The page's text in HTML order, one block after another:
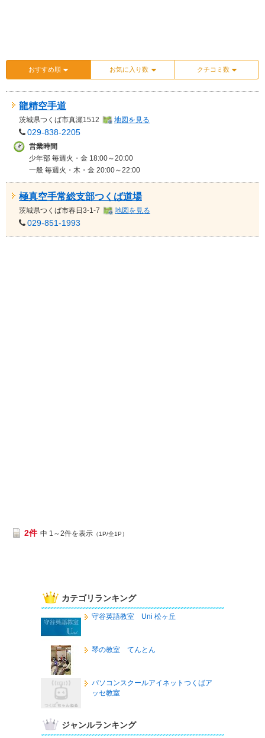
おすすめ順 お気に入り数 クチコミ数
龍精空手道
茨城県つくば市真瀬1512 地図を見る
029-838-2205
営業時間
少年部 毎週火・金 18:00～20:00
一般 毎週火・木・金 20:00～22:00
極真空手常総支部つくば道場
茨城県つくば市春日3-1-7 地図を見る
029-851-1993
2件 中 1～2件を表示 （1P/全1P）
カテゴリランキング
守谷英語教室 Uni 松ヶ丘
琴の教室 てんとん
パソコンスクールアイネットつくばア
ッセ教室
ジャンルランキング